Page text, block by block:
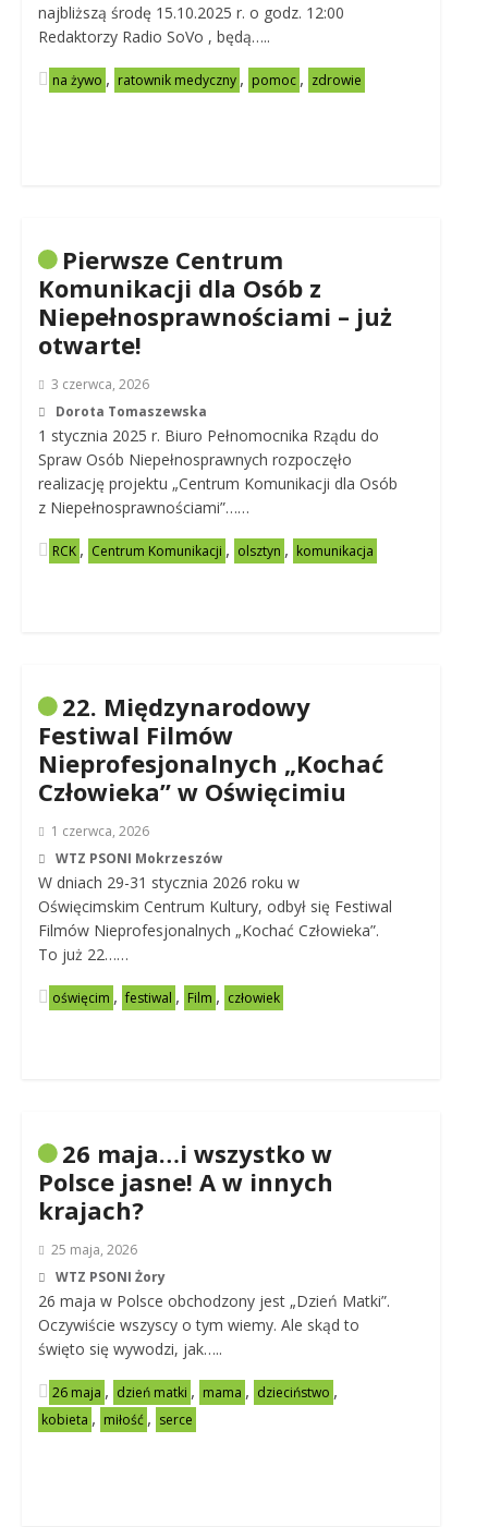
najbliższą środę 15.10.2025 r. o godz. 12:00
Redaktorzy Radio SoVo , będą…..
na żywo , ratownik medyczny , pomoc , zdrowie
Pierwsze Centrum
Komunikacji dla Osób z
Niepełnosprawnościami – już
otwarte!
3 czerwca, 2026
Dorota Tomaszewska
1 stycznia 2025 r. Biuro Pełnomocnika Rządu do
Spraw Osób Niepełnosprawnych rozpoczęło
realizację projektu „Centrum Komunikacji dla Osób
z Niepełnosprawnościami”……
RCK , Centrum Komunikacji , olsztyn , komunikacja
22. Międzynarodowy
Festiwal Filmów
Nieprofesjonalnych „Kochać
Człowieka” w Oświęcimiu
1 czerwca, 2026
WTZ PSONI Mokrzeszów
W dniach 29-31 stycznia 2026 roku w
Oświęcimskim Centrum Kultury, odbył się Festiwal
Filmów Nieprofesjonalnych „Kochać Człowieka”.
To już 22……
oświęcim , festiwal , Film , człowiek
26 maja…i wszystko w
Polsce jasne! A w innych
krajach?
25 maja, 2026
WTZ PSONI Żory
26 maja w Polsce obchodzony jest „Dzień Matki”.
Oczywiście wszyscy o tym wiemy. Ale skąd to
święto się wywodzi, jak…..
26 maja , dzień matki , mama , dzieciństwo ,
kobieta , miłość , serce